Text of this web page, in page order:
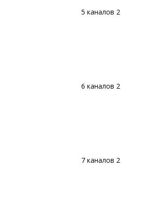
5 каналов 2
6 каналов 2
7 каналов 2